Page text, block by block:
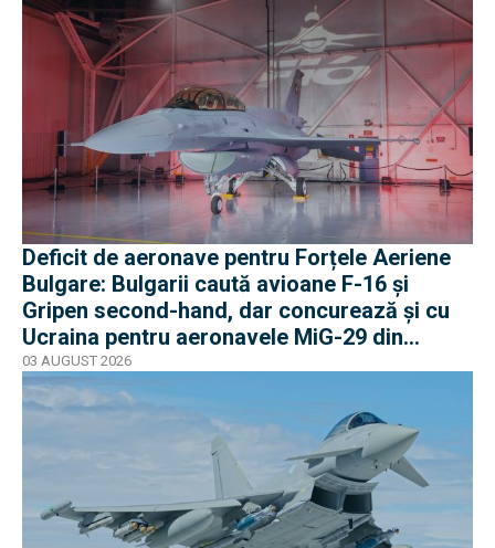
Deficit de aeronave pentru Forțele Aeriene
Bulgare: Bulgarii caută avioane F-16 și
Gripen second-hand, dar concurează și cu
Ucraina pentru aeronavele MiG-29 din
Polonia
03 AUGUST 2026